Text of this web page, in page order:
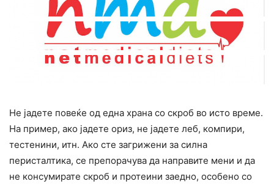
Не јадете повеќе од една храна со скроб во исто време.
На пример, ако јадете ориз, не јадете леб, компири,
тестенини, итн. Ако сте загрижени за силна
перисталтика, се препорачува да направите мени и да
не конcyмирате скроб и протеини заедно, особено со